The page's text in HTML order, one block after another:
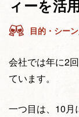
ィーを活
目的・シー
会社では年に2
ています。
一つ目は、10月